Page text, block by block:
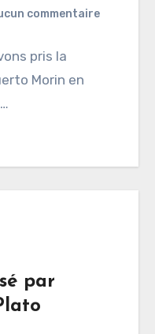
commentaire
pris la
Morin en
par